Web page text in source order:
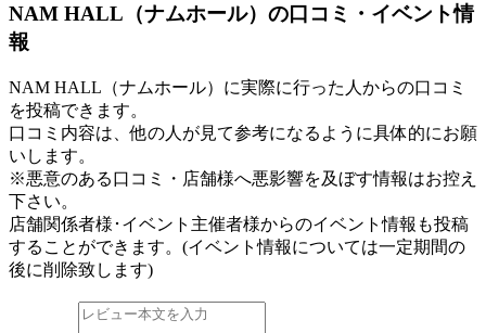
NAM HALL（ナムホール）の口コミ・イベント情
報
NAM HALL（ナムホール）に実際に行った人からの口コミ
を投稿できます。
口コミ内容は、他の人が見て参考になるように具体的にお願
いします。
※悪意のある口コミ・店舗様へ悪影響を及ぼす情報はお控え
下さい。
店舗関係者様･イベント主催者様からのイベント情報も投稿
することができます。 (イベント情報については一定期間の
後に削除致します)